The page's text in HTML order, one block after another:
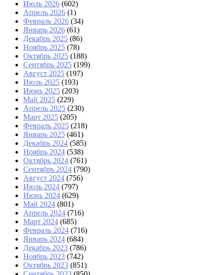
Июль 2026 (602)
Апрель 2026 (1)
Февраль 2026 (34)
Январь 2026 (61)
Декабрь 2025 (86)
Ноябрь 2025 (78)
Октябрь 2025 (188)
Сентябрь 2025 (199)
Август 2025 (197)
Июль 2025 (193)
Июнь 2025 (203)
Май 2025 (229)
Апрель 2025 (230)
Март 2025 (205)
Февраль 2025 (218)
Январь 2025 (461)
Декабрь 2024 (585)
Ноябрь 2024 (538)
Октябрь 2024 (761)
Сентябрь 2024 (790)
Август 2024 (756)
Июль 2024 (797)
Июнь 2024 (629)
Май 2024 (801)
Апрель 2024 (716)
Март 2024 (685)
Февраль 2024 (716)
Январь 2024 (684)
Декабрь 2023 (786)
Ноябрь 2023 (742)
Октябрь 2023 (851)